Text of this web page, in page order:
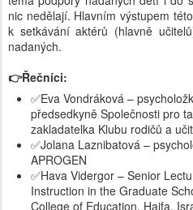
nic nedělají. Hlavním výstupem
k setkávání aktérů (hlavně
nadaných.
👉Řečníci:
✅Eva Vondráková –
předsedkyně Společnosti pro
zakladatelka Klubu rodičů a
✅Jolana Laznibatová –
APROGEN
✅Hava Vidergor – Senior
Instruction in the Graduate
College of Education, Haifa,